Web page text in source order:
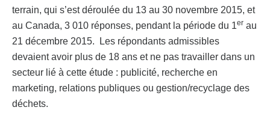
terrain, qui s’est déroulée du 13 au 30 novembre 2015, et
au Canada, 3 010 réponses, pendant la période du 1er au
21 décembre 2015. Les répondants admissibles
devaient avoir plus de 18 ans et ne pas travailler dans un
secteur lié à cette étude : publicité, recherche en
marketing, relations publiques ou gestion/recyclage des
déchets.